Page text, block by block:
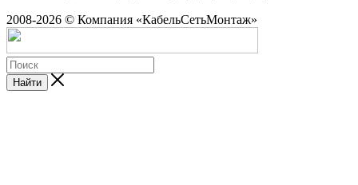
2008-2026 © Компания «КабельСетьМонтаж»
Найти